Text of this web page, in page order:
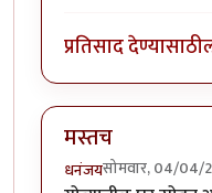
प्रतिसाद देण्यासाठी
मस्तच
धनंजयसोमवार, 04/04/